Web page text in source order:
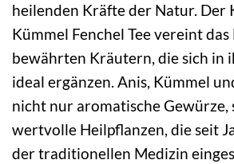
heilenden Kräfte der Natur. Der
Kümmel Fenchel Tee vereint das
bewährten Kräutern, die sich in
ideal ergänzen. Anis, Kümmel
nicht nur aromatische Gewürze,
wertvolle Heilpflanzen, die seit
der traditionellen Medizin